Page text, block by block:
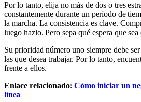
Por lo tanto, elija no más de dos o tres
constantemente durante un período de
la marcha. La consistencia es clave.
luego hazlo. Pero sepa qué espera que
Su prioridad número uno siempre debe
las que desea trabajar. Por lo tanto,
frente a ellos.
Enlace relacionado: Cómo iniciar un
línea